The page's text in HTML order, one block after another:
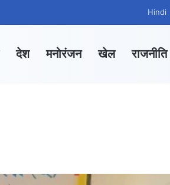
Hindi
देश मनोरंजन खेल राजनीति